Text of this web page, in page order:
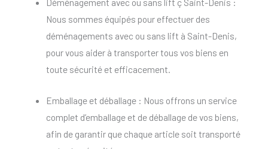
Nous sommes équipés pour effectuer des
déménagements avec ou sans lift à Saint-Denis,
pour vous aider à transporter tous vos biens en
toute sécurité et efficacement.
Emballage et déballage : Nous offrons un service
complet d’emballage et de déballage de vos biens,
afin de garantir que chaque article soit transporté